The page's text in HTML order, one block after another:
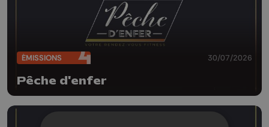
ÉMISSIONS 30/07/2026
Pêche d'enfer